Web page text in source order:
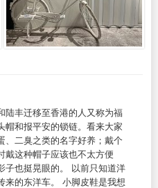
陆丰迁移至香港的人又称为福
帽和报平安的锁链。看来大家
、二臭之类的名字好养；戴个
戴这种帽子应该也不太方便
子也挺晃眼的。 以前只知道洋
来的东洋车。 小脚皮鞋是我想